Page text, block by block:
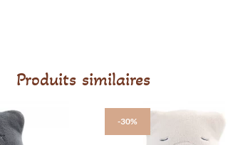
Produits similaires
-30%